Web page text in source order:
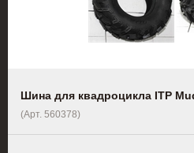
Шина для квадроцикла ITP
(Арт. 560378)